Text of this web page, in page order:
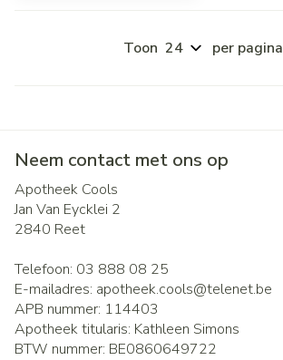
Toon per pagina
Neem contact met ons op
Apotheek Cools
Jan Van Eycklei 2
2840 Reet
Telefoon: 03 888 08 25
E-mailadres: apotheek.cools@telenet.be
APB nummer: 114403
Apotheek titularis: Kathleen Simons
BTW nummer: BE0860649722